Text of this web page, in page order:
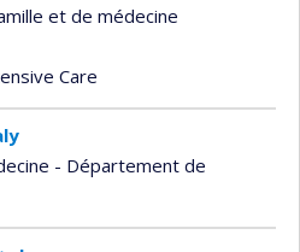
et de médecine
Care
- Département de